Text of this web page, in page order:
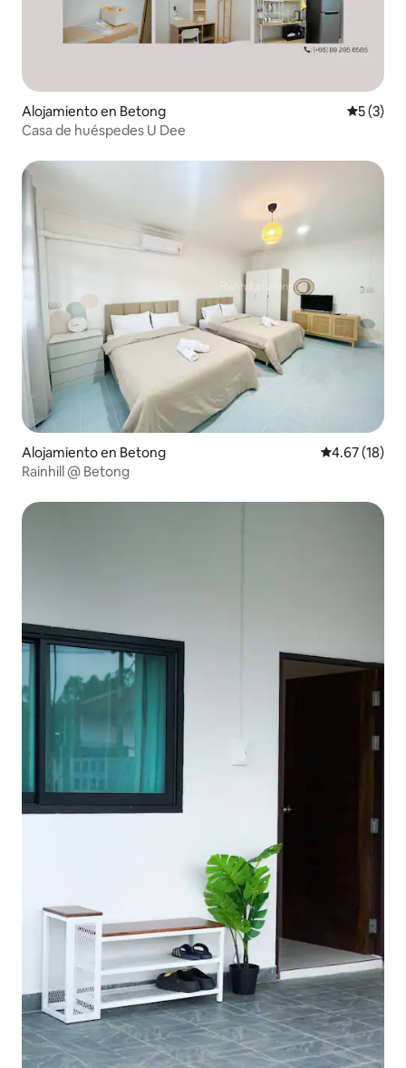
Alojamiento en Betong
5 (3)
Casa de huéspedes U Dee
Alojamiento en Betong Calificación
4.67 (18)
Rainhill @ Betong